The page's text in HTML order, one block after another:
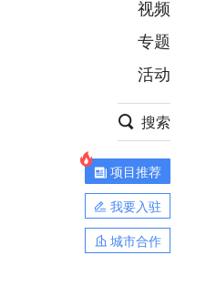
项目推荐
安徽
视频
专题
活动
搜索
项目推荐
我要入驻
城市合作